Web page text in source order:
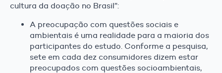
cultura da doação no Brasil”:
A preocupação com questões sociais e
ambientais é uma realidade para a maioria dos
participantes do estudo. Conforme a pesquisa,
sete em cada dez consumidores dizem estar
preocupados com questões socioambientais,